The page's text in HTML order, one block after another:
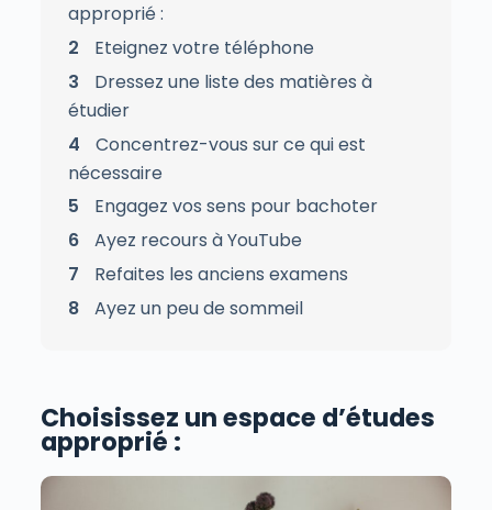
approprié :
2
Eteignez votre téléphone
3
Dressez une liste des matières à
étudier
4
Concentrez-vous sur ce qui est
nécessaire
5
Engagez vos sens pour bachoter
6
Ayez recours à YouTube
7
Refaites les anciens examens
8
Ayez un peu de sommeil
Choisissez un espace d’études
approprié :